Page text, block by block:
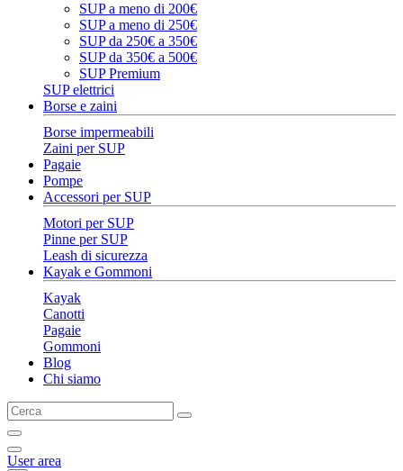
SUP a meno di 200€
SUP a meno di 250€
SUP da 250€ a 350€
SUP da 350€ a 500€
SUP Premium
SUP elettrici
Borse e zaini
Borse impermeabili
Zaini per SUP
Pagaie
Pompe
Accessori per SUP
Motori per SUP
Pinne per SUP
Leash di sicurezza
Kayak e Gommoni
Kayak
Canotti
Pagaie
Gommoni
Blog
Chi siamo
User area